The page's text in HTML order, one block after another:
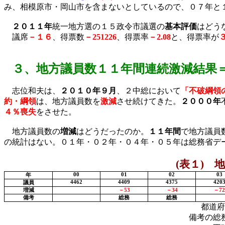
み、相模原市・岡山市を含まないとしているので、０７年と
２０１１年統一地方選の １５ 政令市議選の基本評価はどう
議席 －１６ 、得票数 －251226 、得票率 －2.08と、得票率が
３、地方議員数１１年間連続激減結果
志位和夫は、 ２０１０年９月 、２中総において
「不破綱
約・綱領は、地方議員数を激減させ続けてきた。 ２０００年
４％喪失をさせた。
地方議員数の増減はどうだったのか。 １１年間で地方議員
の統計はない。０１年・０２年・０４年・０５年は総務省
(表１) 地
年 00 01 02
03
議員
4462 4409 4375
4203
増減
－53 －34 －72
備考
総務 総務
都道
備考の総